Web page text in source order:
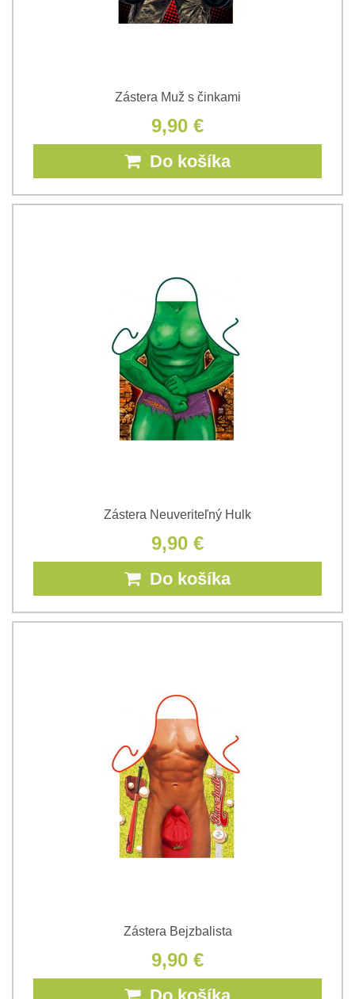
Zástera Muž s činkami
9,90 €
Do košíka
Zástera Neuveriteľný Hulk
9,90 €
Do košíka
Zástera Bejzbalista
9,90 €